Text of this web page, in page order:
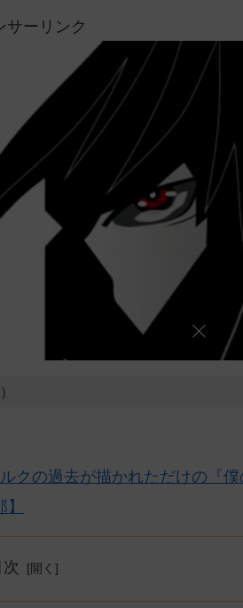
サーリンク
クの過去が描かれただけの『